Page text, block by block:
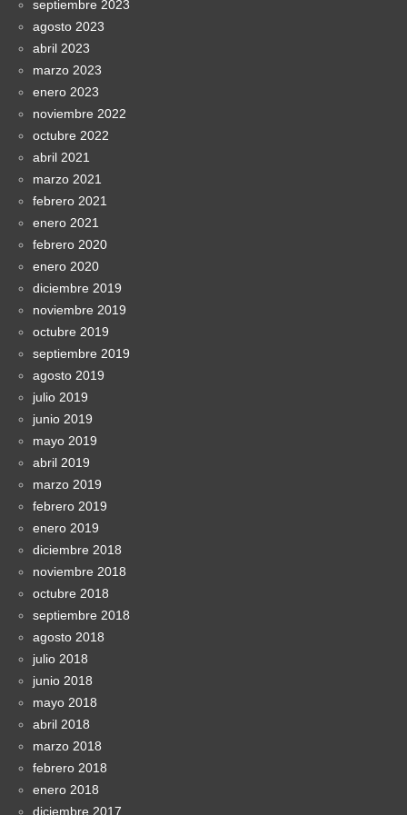
septiembre 2023
agosto 2023
abril 2023
marzo 2023
enero 2023
noviembre 2022
octubre 2022
abril 2021
marzo 2021
febrero 2021
enero 2021
febrero 2020
enero 2020
diciembre 2019
noviembre 2019
octubre 2019
septiembre 2019
agosto 2019
julio 2019
junio 2019
mayo 2019
abril 2019
marzo 2019
febrero 2019
enero 2019
diciembre 2018
noviembre 2018
octubre 2018
septiembre 2018
agosto 2018
julio 2018
junio 2018
mayo 2018
abril 2018
marzo 2018
febrero 2018
enero 2018
diciembre 2017